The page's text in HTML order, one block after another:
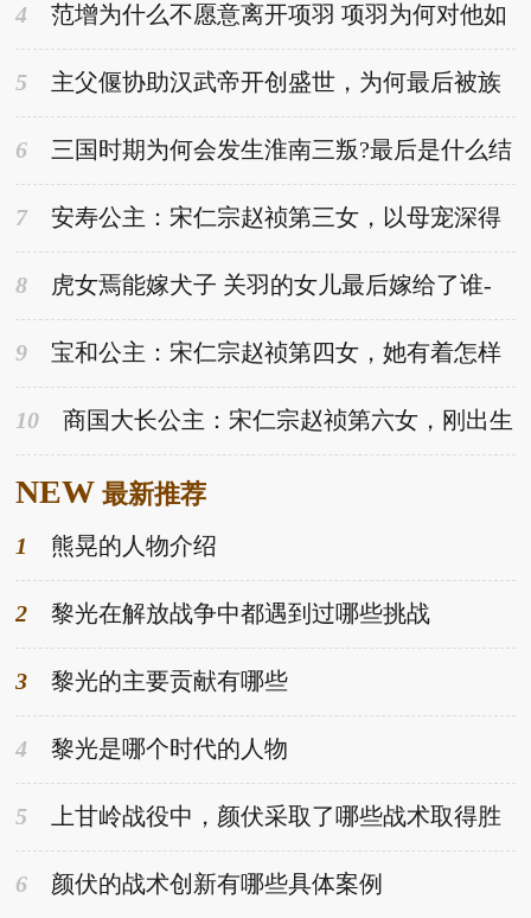
4
范增为什么不愿意离开项羽 项羽为何对他如
此信任-趣历史网
5
主父偃协助汉武帝开创盛世，为何最后被族
杀？-趣历史网
6
三国时期为何会发生淮南三叛?最后是什么结
果？-趣历史网
7
安寿公主：宋仁宗赵祯第三女，以母宠深得
赵祯深爱-趣历史网
8
虎女焉能嫁犬子 关羽的女儿最后嫁给了谁-
趣历史网
9
宝和公主：宋仁宗赵祯第四女，她有着怎样
的经历？-趣历史网
10
商国大长公主：宋仁宗赵祯第六女，刚出生
满六天就夭折-趣历史网
NEW最新推荐
1 熊晃的人物介绍
2 黎光在解放战争中都遇到过哪些挑战
3 黎光的主要贡献有哪些
4 黎光是哪个时代的人物
5
上甘岭战役中，颜伏采取了哪些战术取得胜
利
6
颜伏的战术创新有哪些具体案例